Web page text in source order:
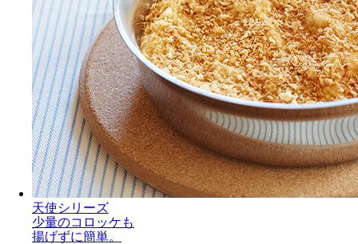
天使シリーズ
少量のコロッケも
揚げずに簡単。